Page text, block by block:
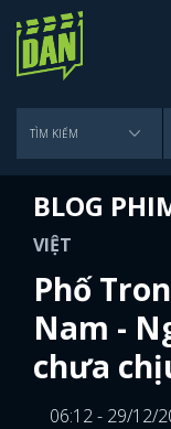
BLOG
VIỆT
Phố
Nam -
chưa
06:12 - 29/12/